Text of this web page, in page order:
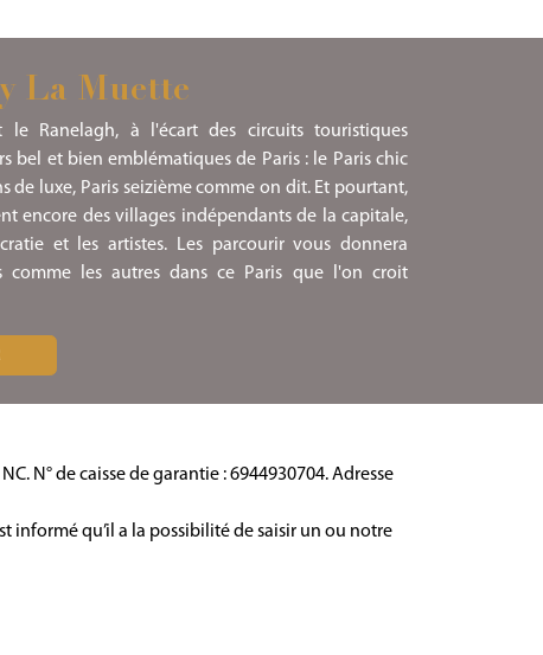
La Muette
le Ranelagh, à l'écart des circuits touristiques
bel et bien emblématiques de Paris : le Paris chic
de luxe, Paris seizième comme on dit. Et pourtant,
encore des villages indépendants de la capitale,
et les artistes. Les parcourir vous donnera
comme les autres dans ce Paris que l'on croit
N° de caisse de garantie : 6944930704.Adresse
informé qu’il a la possibilité de saisir un ou notre